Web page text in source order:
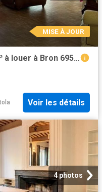
MISE À JOUR
Appartement 5 pièces, 107 m² à louer à Bron 69500
Voir les détails
4 photos